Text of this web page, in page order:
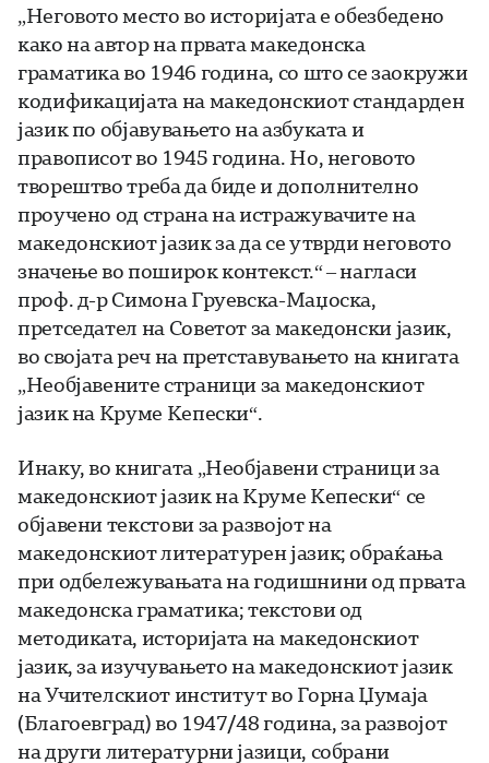
„Неговото место во историјата е обезбедено
како на автор на првата македонска
граматика во 1946 година, со што се заокружи
кодификацијата на македонскиот стандарден
јазик по објавувањето на азбуката и
правописот во 1945 година. Но, неговото
творештво треба да биде и дополнително
проучено од страна на истражувачите на
македонскиот јазик за да се утврди неговото
значење во поширок контекст.“ – нагласи
проф. д-р Симона Груевска-Маџоска,
претседател на Советот за македонски јазик,
во својата реч на претставувањето на книгата
„Необјавените страници за македонскиот
јазик на Круме Кепески“.
Инаку, во книгата „Необјавени страници за
македонскиот јазик на Круме Кепески“ се
објавени текстови за развојот на
македонскиот литературен јазик; обраќања
при одбележувањата на годишнини од првата
македонска граматика; текстови од
методиката, историјата на македонскиот
јазик, за изучувањето на македонскиот јазик
на Учителскиот институт во Горна Џумаја
(Благоевград) во 1947/48 година, за развојот
на други литературни јазици, собрани